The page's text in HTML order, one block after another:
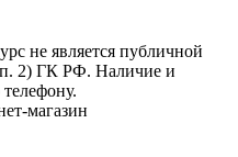
не является публичной
2) ГК РФ. Наличие и
магазин